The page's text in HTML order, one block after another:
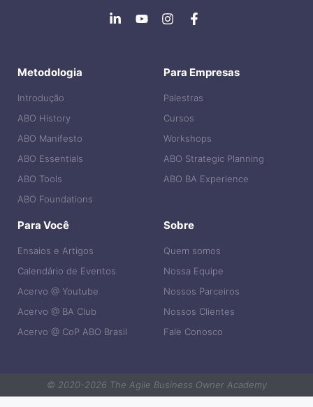
Metodologia
Introdução
ABO History
ABO Manifesto
ABO Essentials
ABO Tools
ABO Foundations
Para Empresas
Palestras
Cursos
Workshops
ABO Strategic Planning
ABO BA Experience
Para Você
Ensaios e Artigos
Calendário de Eventos
Acervo @ Youtube
Acervo @ BA Club
Acervo @ CoP ABO Brasil
Sobre
Quem somos
Nossa Equipe
Nossos Parceiros
Nossos Clientes
Fale Conosco
© 2020-2026 The Agile Business Owner Academy